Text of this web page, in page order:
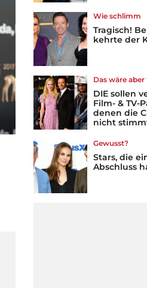
Wie schlimm
Tragisch!
kehrte der
Das wäre
DIE sollen
Film- & TV-
denen die
nicht
Gewusst?
Stars, die
Abschluss